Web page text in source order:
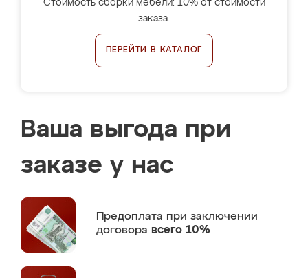
Стоимость сборки мебели: 10% от стоимости
заказа.
ПЕРЕЙТИ В КАТАЛОГ
Ваша выгода при
заказе у нас
Предоплата при заключении
договора всего 10%